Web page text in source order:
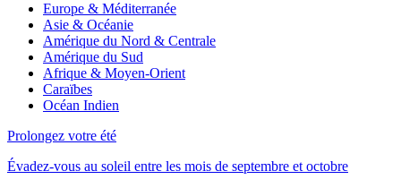
Europe & Méditerranée
Asie & Océanie
Amérique du Nord & Centrale
Amérique du Sud
Afrique & Moyen-Orient
Caraïbes
Océan Indien
Prolongez votre été
Évadez-vous au soleil entre les mois de septembre et octobre